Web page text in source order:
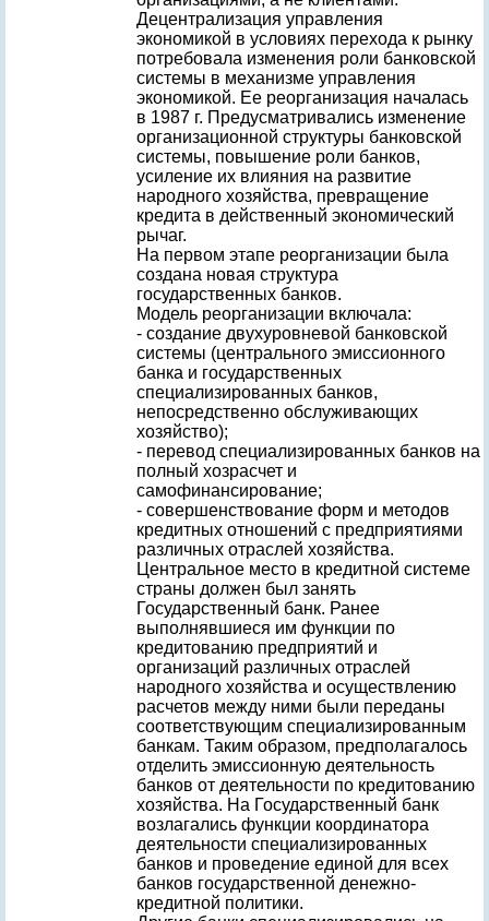
Децентрализация управления
экономикой в условиях перехода к рынку
потребовала изменения роли банковской
системы в механизме управления
экономикой. Ее реорганизация началась
в 1987 г. Предусматривались изменение
организационной структуры банковской
системы, повышение роли банков,
усиление их влияния на развитие
народного хозяйства, превращение
кредита в действенный экономический
рычаг.
На первом этапе реорганизации была
создана новая структура
государственных банков.
Модель реорганизации включала:
- создание двухуровневой банковской
системы (центрального эмиссионного
банка и государственных
специализированных банков,
непосредственно обслуживающих
хозяйство);
- перевод специализированных банков на
полный хозрасчет и
самофинансирование;
- совершенствование форм и методов
кредитных отношений с предприятиями
различных отраслей хозяйства.
Центральное место в кредитной системе
страны должен был занять
Государственный банк. Ранее
выполнявшиеся им функции по
кредитованию предприятий и
организаций различных отраслей
народного хозяйства и осуществлению
расчетов между ними были переданы
соответствующим специализированным
банкам. Таким образом, предполагалось
отделить эмиссионную деятельность
банков от деятельности по кредитованию
хозяйства. На Государственный банк
возлагались функции координатора
деятельности специализированных
банков и проведение единой для всех
банков государственной денежно-
кредитной политики.